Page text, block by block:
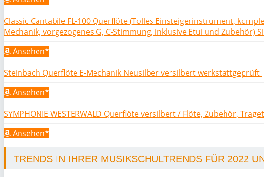
Classic Cantabile FL-100 Querflöte (Tolles Einsteigerinstrument,
Mechanik, vorgezogenes G, C-Stimmung, inklusive Etui und Zubehör)
Ansehen*
Steinbach Querflöte E-Mechanik Neusilber versilbert werkstattgeprüft
Ansehen*
SYMPHONIE WESTERWALD Querflöte versilbert / Flöte, Zubehör,
Ansehen*
TRENDS IN IHRER MUSIKSCHULTRENDS FÜR 2022